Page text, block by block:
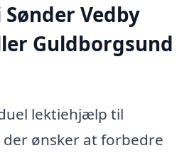
Vedby
Guldborgsund
lektiehjælp til
der ønsker at forbedre